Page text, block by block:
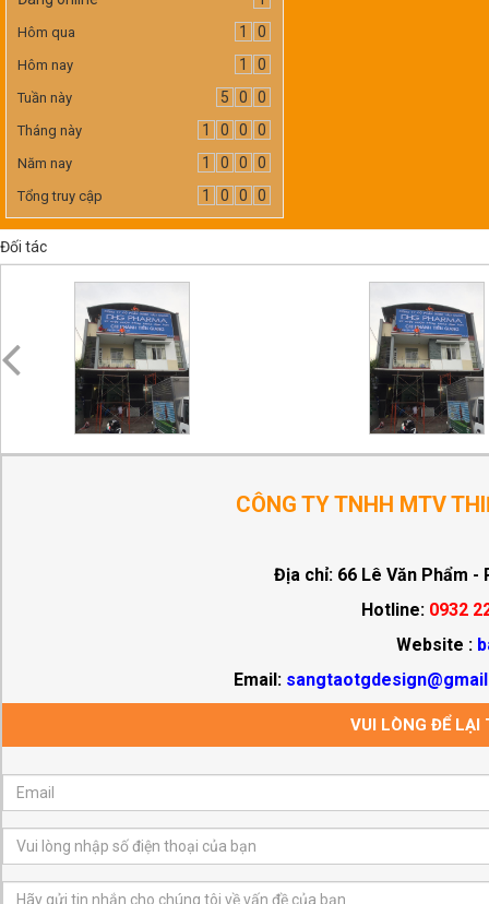
Hôm qua 1 0
Hôm nay 1 0
Tuần này 5 0 0
Tháng này 1 0 0 0
Năm nay 1 0 0 0
Tổng truy cập 1 0 0 0
Đối tác
CÔNG TY TNHH MTV
Địa chỉ: 66 Lê Văn Phẩm -
Hotline: 0932
Website :
Email:
VUI LÒNG ĐỂ LẠI